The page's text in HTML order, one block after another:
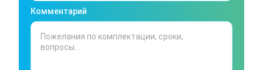
Комментарий